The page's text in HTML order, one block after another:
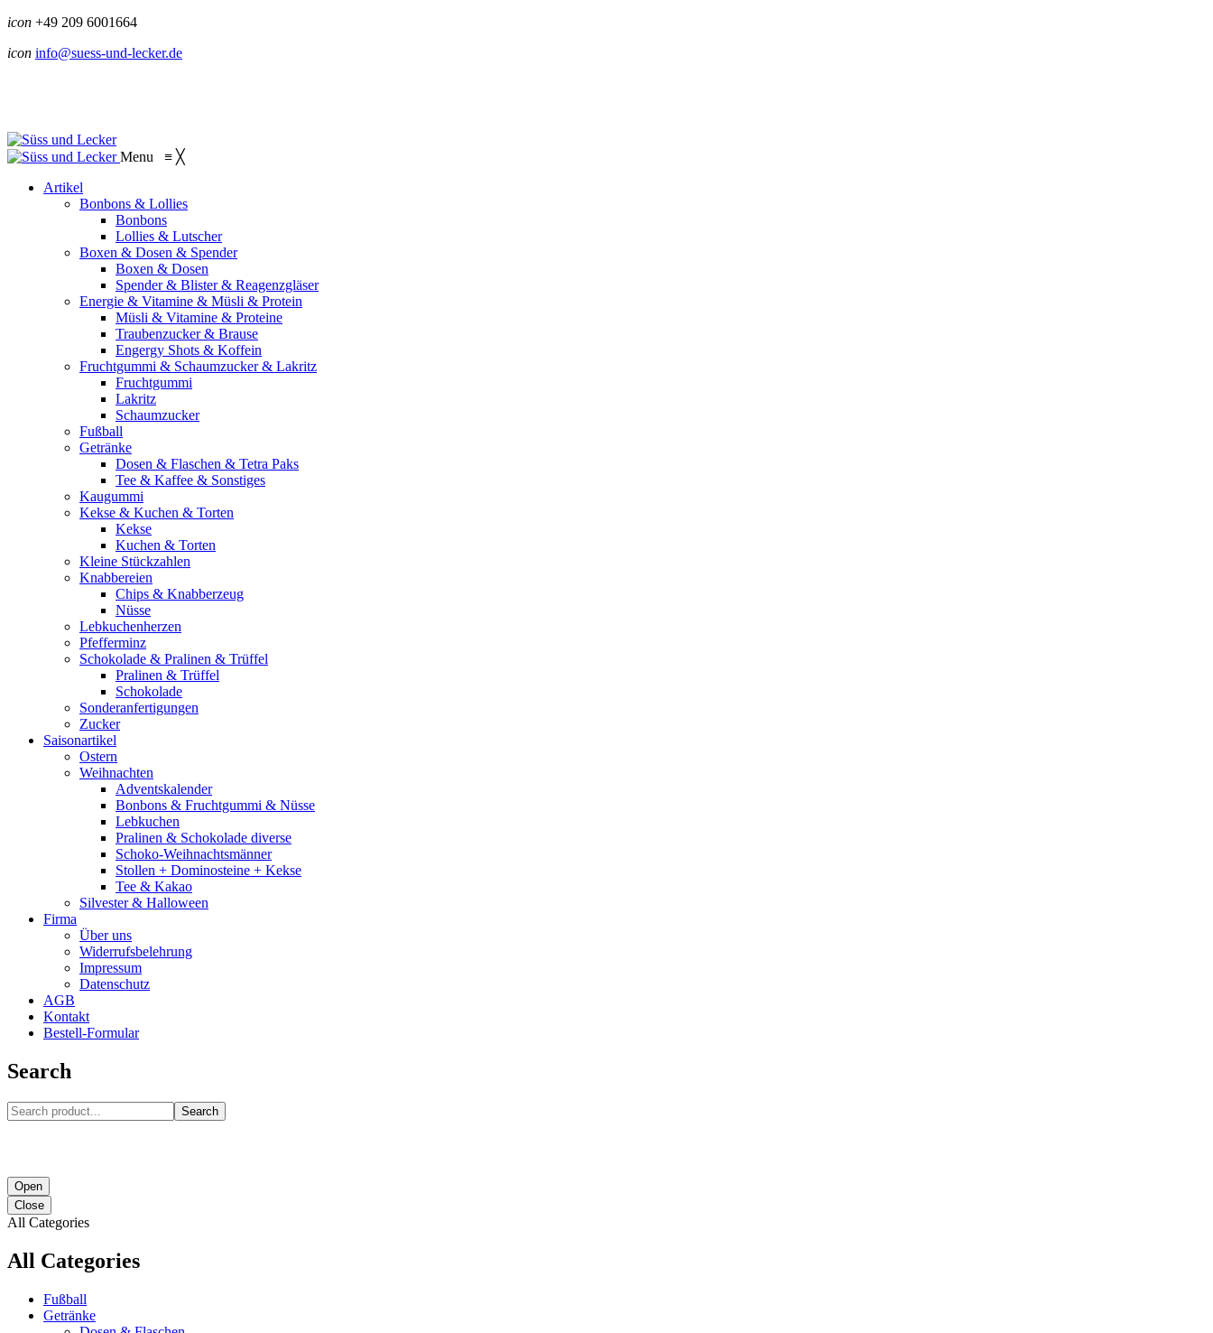
icon +49 209 6001664
icon info@suess-und-lecker.de
Menu ≡ ╳
Artikel
Bonbons & Lollies
Bonbons
Lollies & Lutscher
Boxen & Dosen & Spender
Boxen & Dosen
Spender & Blister & Reagenzgläser
Energie & Vitamine & Müsli & Protein
Müsli & Vitamine & Proteine
Traubenzucker & Brause
Engergy Shots & Koffein
Fruchtgummi & Schaumzucker & Lakritz
Fruchtgummi
Lakritz
Schaumzucker
Fußball
Getränke
Dosen & Flaschen & Tetra Paks
Tee & Kaffee & Sonstiges
Kaugummi
Kekse & Kuchen & Torten
Kekse
Kuchen & Torten
Kleine Stückzahlen
Knabbereien
Chips & Knabberzeug
Nüsse
Lebkuchenherzen
Pfefferminz
Schokolade & Pralinen & Trüffel
Pralinen & Trüffel
Schokolade
Sonderanfertigungen
Zucker
Saisonartikel
Ostern
Weihnachten
Adventskalender
Bonbons & Fruchtgummi & Nüsse
Lebkuchen
Pralinen & Schokolade diverse
Schoko-Weihnachtsmänner
Stollen + Dominosteine + Kekse
Tee & Kakao
Silvester & Halloween
Firma
Über uns
Widerrufsbelehrung
Impressum
Datenschutz
AGB
Kontakt
Bestell-Formular
Search
Search
Open
Close
All Categories
All Categories
Fußball
Getränke